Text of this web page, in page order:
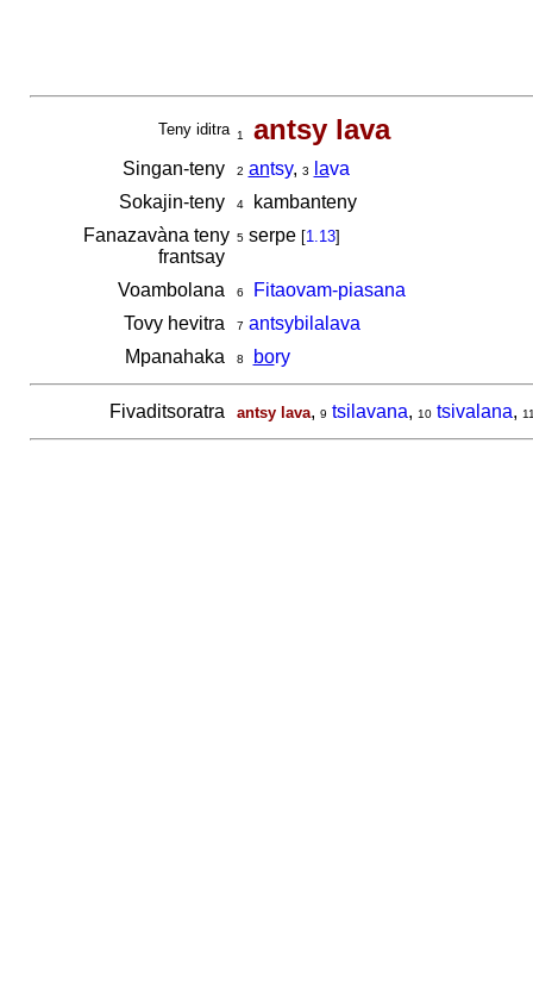
Teny iditra 1 antsy lava
Singan-teny 2 antsy, 3 lava
Sokajin-teny
4kambanteny
Fanazavàna teny
frantsay
5serpe [1.13]
Voambolana 6
Fitaovam-piasana
Tovy hevitra
7 antsybilalava
Mpanahaka
8 bory
Fivaditsoratra antsy lava, 9 tsilavana, 10 tsivalana,